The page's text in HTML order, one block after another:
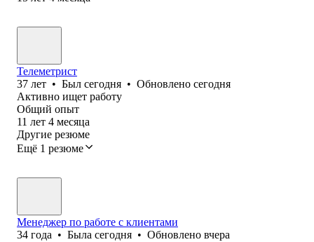
Телеметрист
37 лет • Был сегодня • Обновлено сегодня
Активно ищет работу
Общий опыт
11 лет 4 месяца
Другие резюме
Ещё 1 резюме
Менеджер по работе с клиентами
34 года • Была сегодня • Обновлено вчера